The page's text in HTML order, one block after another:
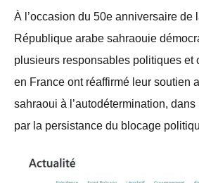
À l’occasion du 50e anniversaire de
République arabe sahraouie
plusieurs responsables politiques et
en France ont réaffirmé leur soutien
sahraoui à l’autodétermination,
par la persistance du blocage